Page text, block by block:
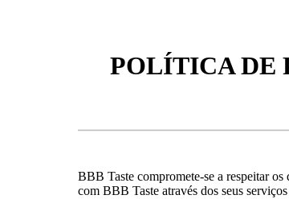
POLÍTICA DE
BBB Taste compromete-se a respeitar
com BBB Taste através dos seus